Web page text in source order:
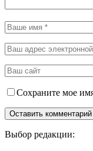
Сохраните мое
Выбор редакции: